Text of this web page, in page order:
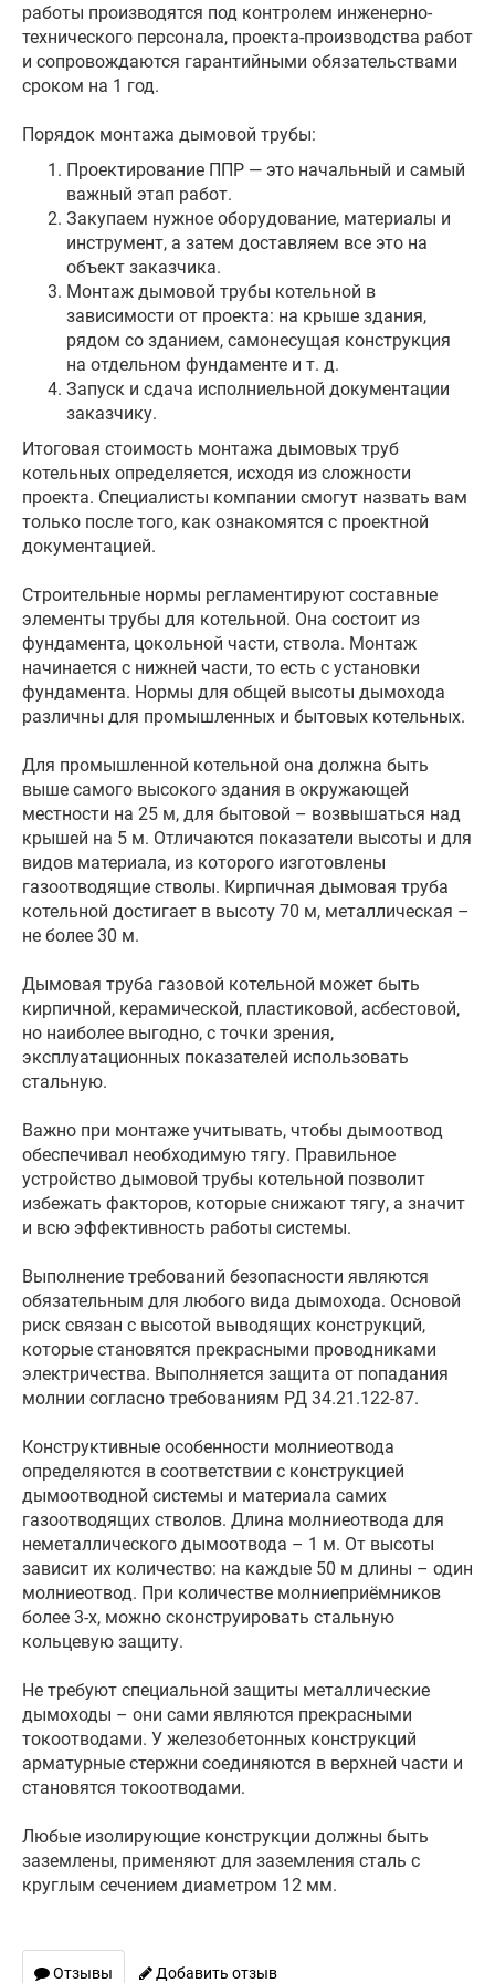
работы производятся под контролем инженерно-
технического персонала, проекта-производства работ
и сопровождаются гарантийными обязательствами
сроком на 1 год.
Порядок монтажа дымовой трубы:
Проектирование ППР — это начальный и самый
важный этап работ.
Закупаем нужное оборудование, материалы и
инструмент, а затем доставляем все это на
объект заказчика.
Монтаж дымовой трубы котельной в
зависимости от проекта: на крыше здания,
рядом со зданием, самонесущая конструкция
на отдельном фундаменте и т. д.
Запуск и сдача исполниельной документации
заказчику.
Итоговая стоимость монтажа дымовых труб
котельных определяется, исходя из сложности
проекта. Специалисты компании смогут назвать вам
только после того, как ознакомятся с проектной
документацией.
Строительные нормы регламентируют составные
элементы трубы для котельной. Она состоит из
фундамента, цокольной части, ствола. Монтаж
начинается с нижней части, то есть с установки
фундамента. Нормы для общей высоты дымохода
различны для промышленных и бытовых котельных.
Для промышленной котельной она должна быть
выше самого высокого здания в окружающей
местности на 25 м, для бытовой – возвышаться над
крышей на 5 м. Отличаются показатели высоты и для
видов материала, из которого изготовлены
газоотводящие стволы. Кирпичная дымовая труба
котельной достигает в высоту 70 м, металлическая –
не более 30 м.
Дымовая труба газовой котельной может быть
кирпичной, керамической, пластиковой, асбестовой,
но наиболее выгодно, с точки зрения,
эксплуатационных показателей использовать
стальную.
Важно при монтаже учитывать, чтобы дымоотвод
обеспечивал необходимую тягу. Правильное
устройство дымовой трубы котельной позволит
избежать факторов, которые снижают тягу, а значит
и всю эффективность работы системы.
Выполнение требований безопасности являются
обязательным для любого вида дымохода. Основой
риск связан с высотой выводящих конструкций,
которые становятся прекрасными проводниками
электричества. Выполняется защита от попадания
молнии согласно требованиям РД 34.21.122-87.
Конструктивные особенности молниеотвода
определяются в соответствии с конструкцией
дымоотводной системы и материала самих
газоотводящих стволов. Длина молниеотвода для
неметаллического дымоотвода – 1 м. От высоты
зависит их количество: на каждые 50 м длины – один
молниеотвод. При количестве молниеприёмников
более 3-х, можно сконструировать стальную
кольцевую защиту.
Не требуют специальной защиты металлические
дымоходы – они сами являются прекрасными
токоотводами. У железобетонных конструкций
арматурные стержни соединяются в верхней части и
становятся токоотводами.
Любые изолирующие конструкции должны быть
заземлены, применяют для заземления сталь с
круглым сечением диаметром 12 мм.
Отзывы Добавить отзыв